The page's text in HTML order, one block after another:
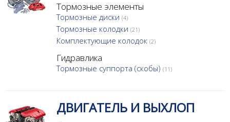
Тормозные элементы
Тормозные диски (4)
Тормозные колодки (21)
Комплектующие колодок (2)
Гидравлика
Тормозные суппорта (скобы) (11)
ДВИГАТЕЛЬ И ВЫХЛОП